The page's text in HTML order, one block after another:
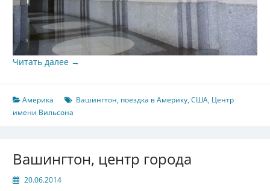
Читать далее →
Америка Вашингтон, поездка в Америку,США, Центр
имени Вильсона
Вашингтон, центр города
20.06.2014